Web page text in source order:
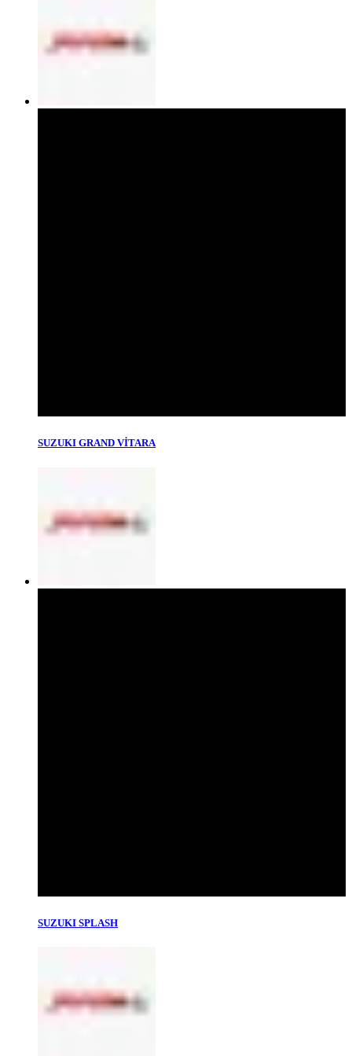
SUZUKI GRAND VİTARA
SUZUKI SPLASH